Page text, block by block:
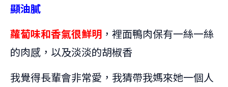
顯油膩
蘿蔔味和香氣很鮮明 ，裡面鴨肉保有一絲一絲
的肉感，以及淡淡的胡椒香
我覺得長輩會非常愛，我猜帶我媽來她一個人